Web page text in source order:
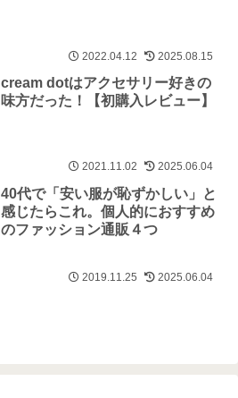
2022.04.12 2025.08.15
cream dotはアクセサリー好きの
味方だった！【初購入レビュー】
2021.11.02 2025.06.04
40代で「安い服が恥ずかしい」と
感じたらこれ。個人的におすすめ
のファッション通販４つ
2019.11.25 2025.06.04